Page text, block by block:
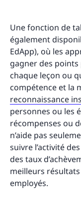
Une fonction de
également
EdApp), où les
gagner des
chaque leçon ou
compétence et la
reconnaissance
personnes ou les
récompenses ou
n’aide pas
suivre l’activité
des taux
meilleurs
employés.